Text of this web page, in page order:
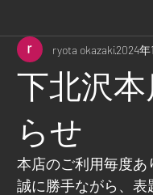
下北沢
らせ
ryota okazaki2024年
本店のご利用毎度あ
誠に勝手ながら、表